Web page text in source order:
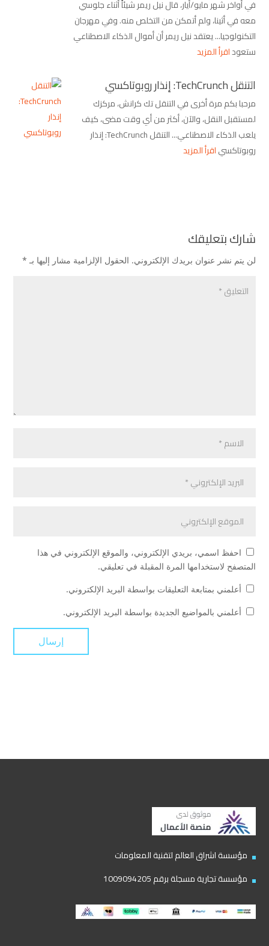
في أواخر شهر مايو/أيار، قال نيل ريمر شيئاً أثناء جلوسي
معه في أثينا، ولم أتمكن من التخلص منه. وفي مهرجان
التكنولوجيا... يعتقد نيل ريمر أن أموال الذكاء الاصطناعي
ستعوداقرأ المزيد
التنقل TechCrunch: إنذار روبوتاكسي
مرحبا بكم مرة أخرى في التنقل تك كرانش، مركزك
لمستقبل النقل، والآن، أكثر من أي وقت مضى، كيف
يلعب الذكاء الاصطناعي... التنقل TechCrunch: إنذار
روبوتاكسياقرأ المزيد
شارك بتعليقك
لن يتم نشر عنوان بريدك الإلكتروني. الحقول الإلزامية مشار إليها بـ *
احفظ اسمي، بريدي الإلكتروني، والموقع الإلكتروني في هذا
المتصفح لاستخدامها المرة المقبلة في تعليقي.
أعلمني بمتابعة التعليقات بواسطة البريد الإلكتروني.
أعلمني بالمواضيع الجديدة بواسطة البريد الإلكتروني.
مؤسسة اشراق العالم لتقنية المعلومات
مؤسسة تجارية مسجلة برقم 1009094205